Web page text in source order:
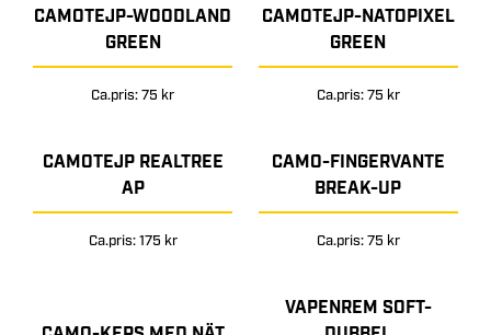
CAMOTEJP-WOODLAND
GREEN
Ca.pris: 75 kr
CAMOTEJP-NATOPIXEL
GREEN
Ca.pris: 75 kr
CAMOTEJP REALTREE
AP
Ca.pris: 175 kr
CAMO-FINGERVANTE
BREAK-UP
Ca.pris: 75 kr
VAPENREM SOFT-